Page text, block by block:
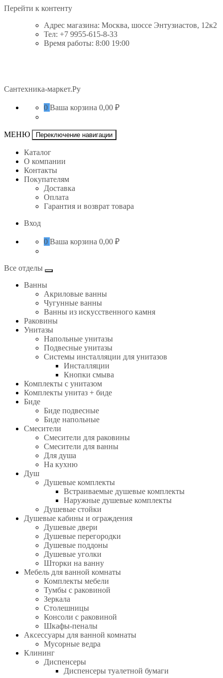
Перейти к контенту
Адрес магазина: Москва, шоссе Энтузиастов, 12к2
Тел: +7 9955-615-8-33
Время работы: 8:00 19:00
Сантехника-маркет.Ру
0 Ваша корзина 0,00 ₽
МЕНЮ Переключение навигации
Каталог
О компании
Контакты
Покупателям
Доставка
Оплата
Гарантия и возврат товара
Вход
0 Ваша корзина 0,00 ₽
Все отделы
Ванны
Акриловые ванны
Чугунные ванны
Ванны из искусственного камня
Раковины
Унитазы
Напольные унитазы
Подвесные унитазы
Системы инсталляции для унитазов
Инсталляции
Кнопки смыва
Комплекты с унитазом
Комплекты унитаз + биде
Биде
Биде подвесные
Биде напольные
Смесители
Смесители для раковины
Смесители для ванны
Для душа
На кухню
Душ
Душевые комплекты
Встраиваемые душевые комплекты
Наружные душевые комплекты
Душевые стойки
Душевые кабины и ограждения
Душевые двери
Душевые перегородки
Душевые поддоны
Душевые уголки
Шторки на ванну
Мебель для ванной комнаты
Комплекты мебели
Тумбы с раковиной
Зеркала
Столешницы
Консоли с раковиной
Шкафы-пеналы
Аксессуары для ванной комнаты
Мусорные ведра
Клининг
Диспенсеры
Диспенсеры туалетной бумаги